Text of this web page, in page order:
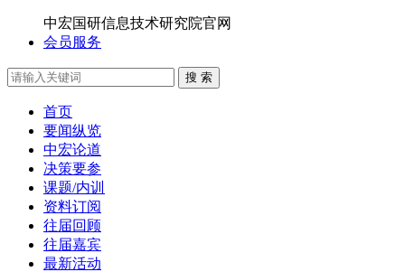
中宏国研信息技术研究院官网
会员服务
搜 索
首页
要闻纵览
中宏论道
决策要参
课题/内训
资料订阅
往届回顾
往届嘉宾
最新活动